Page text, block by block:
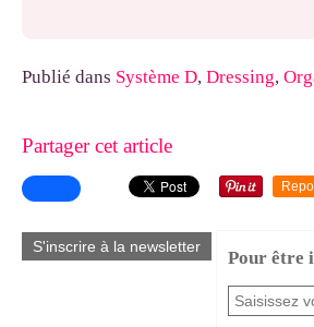
Publié dans Système D, Dressing,
Partager cet article
S'inscrire à la newsletter
Pour être